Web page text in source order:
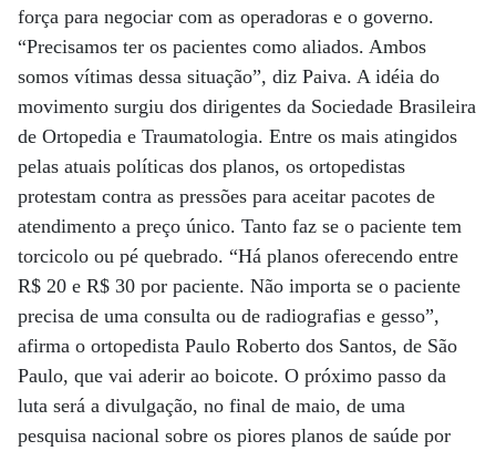
força para negociar com as operadoras e o governo.
“Precisamos ter os pacientes como aliados. Ambos
somos vítimas dessa situação”, diz Paiva. A idéia do
movimento surgiu dos dirigentes da Sociedade Brasileira
de Ortopedia e Traumatologia. Entre os mais atingidos
pelas atuais políticas dos planos, os ortopedistas
protestam contra as pressões para aceitar pacotes de
atendimento a preço único. Tanto faz se o paciente tem
torcicolo ou pé quebrado. “Há planos oferecendo entre
R$ 20 e R$ 30 por paciente. Não importa se o paciente
precisa de uma consulta ou de radiografias e gesso”,
afirma o ortopedista Paulo Roberto dos Santos, de São
Paulo, que vai aderir ao boicote. O próximo passo da
luta será a divulgação, no final de maio, de uma
pesquisa nacional sobre os piores planos de saúde por